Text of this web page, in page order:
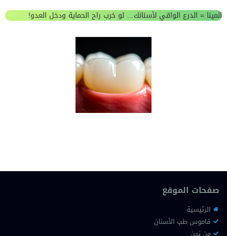
المينا = الدرع الواقي لأسنانك… لو خرب راح الحماية ودخل العدو!
صفحات الموقع
الرئيسية
قاموس طب الأسنان